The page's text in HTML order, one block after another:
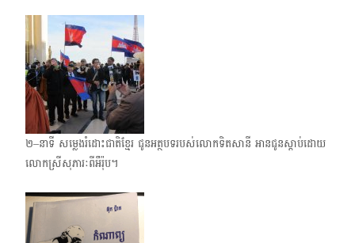
២–នាទី សម្លេងរំដោះជាតិខ្មែរ ជូនអត្ថបទរបស់លោក​ទិតសានី អានជូនស្ដាប់ដោយ
លោកស្រី​សុភារៈ​ពីអឹរ៉ុប។